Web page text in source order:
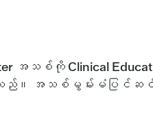
အသစ်ကို Clinical
။ အသစ်မွမ်းမံပြင်ဆင်ထ